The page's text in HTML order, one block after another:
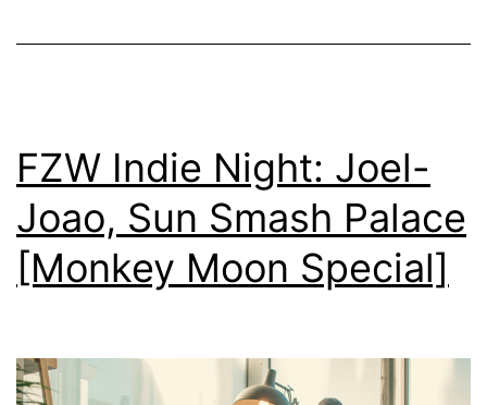
FZW Indie Night: Joel-
Joao, Sun Smash Palace
[Monkey Moon Special]